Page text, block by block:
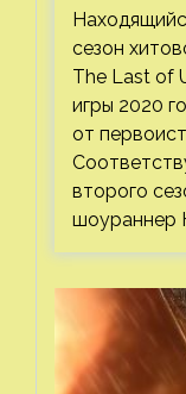
втором
сезон
The Last of
игры 2020
от
второго
шоураннер